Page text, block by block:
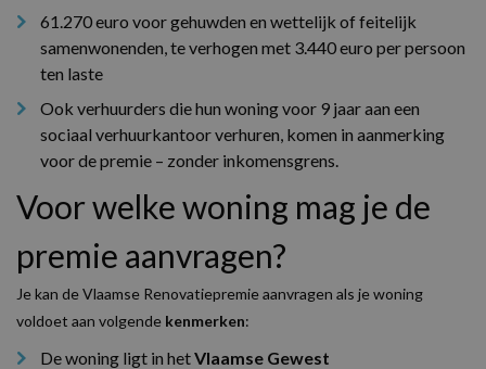
61.270 euro voor gehuwden en wettelijk of feitelijk
samenwonenden, te verhogen met 3.440 euro per persoon
ten laste
Ook verhuurders die hun woning voor 9 jaar aan een
sociaal verhuurkantoor verhuren, komen in aanmerking
voor de premie – zonder inkomensgrens.
Voor welke woning mag je de
premie aanvragen?
Je kan de Vlaamse Renovatiepremie aanvragen als je woning
voldoet aan volgende kenmerken:
De woning ligt in hetVlaamse Gewest